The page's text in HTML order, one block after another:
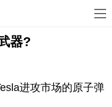
器?
进攻市场的原子弹